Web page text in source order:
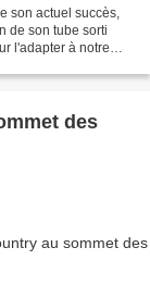
son actuel succès,
de son tube sorti
l'adapter à notre
des